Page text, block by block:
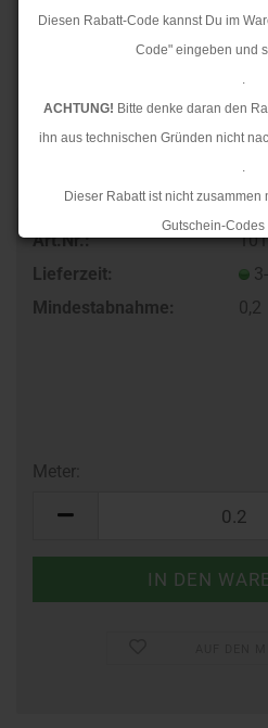
Diesen Rabatt-Code kannst Du im
Code" eingeben und
.
ACHTUNG! Bitte denke daran den
ihn aus technischen Gründen nicht
.
Dieser Rabatt ist nicht
Gutschein-Codes
Ab dem 17.08.2026 versenden wir
Rückstaus kann es jedoch zu
Art.Nr.:
Lieferzeit:
Mindestabnahme:
0,2
Meter: